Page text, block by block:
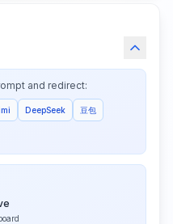
and redirect:
DeepSeek 豆包